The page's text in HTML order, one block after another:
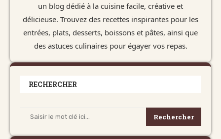
un blog dédié à la cuisine facile, créative et
délicieuse. Trouvez des recettes inspirantes pour les
entrées, plats, desserts, boissons et pâtes, ainsi que
des astuces culinaires pour égayer vos repas.
RECHERCHER
Rechercher